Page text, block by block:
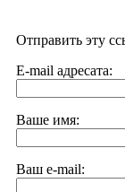
Отправить эту
E-mail адресата:
Ваше имя:
Ваш e-mail: